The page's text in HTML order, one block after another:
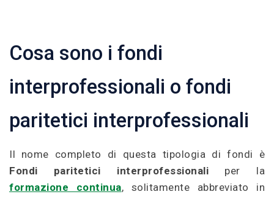
Cosa sono i fondi
interprofessionali o fondi
paritetici interprofessionali
Il nome completo di questa tipologia di fondi è
Fondi paritetici interprofessionali per la
formazione continua, solitamente abbreviato in